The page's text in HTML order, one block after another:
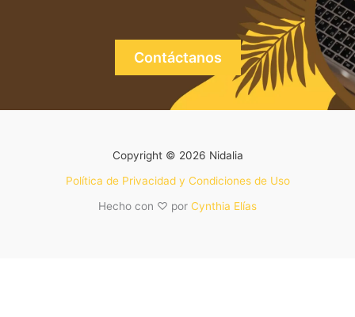
Contáctanos
Copyright © 2026 Nidalia
Política de Privacidad y Condiciones de Uso
Hecho con ♡ por Cynthia Elías